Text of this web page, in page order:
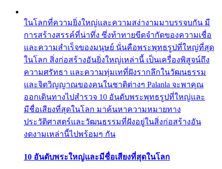
ในโลกที่ความยิ่งใหญ่และความสง่างามมาบรรจบกัน มี
การสร้างสรรค์ที่น่าทึ่ง ซึ่งท้าทายขีดจำกัดของความเชื่อ
และความสำเร็จของมนุษย์ นั่นคือพระพุทธรูปที่ใหญ่ที่สุด
ในโลก สิ่งก่อสร้างอันยิ่งใหญ่เหล่านี้ เป็นเครื่องพิสูจน์ถึง
ความศรัทธา และความทุ่มเทที่ฝังรากลึกในวัฒนธรรม
และจิตวิญญาณของคนในชาติต่างๆ Palanla จะพาคุณ
ออกเดินทางไปสำรวจ 10 อันดับพระพุทธรูปที่ใหญ่และ
มีชื่อเสียงที่สุดในโลก มาค้นหาความหมายทาง
ประวัติศาสตร์และวัฒนธรรมที่ฝังอยู่ในสิ่งก่อสร้างอัน
งดงามเหล่านี้ไปพร้อมๆ กัน
10 อันดับพระใหญ่และมีชื่อเสียงที่สุดในโลก